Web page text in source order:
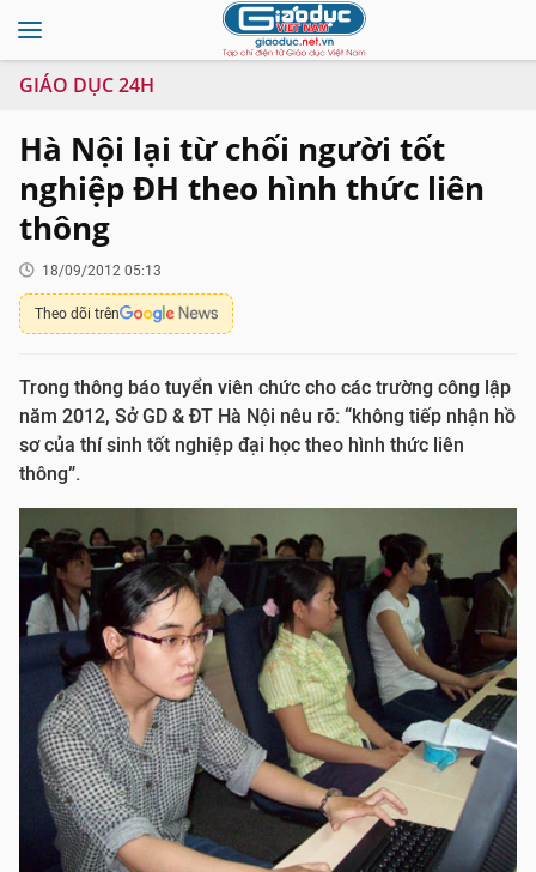
GIÁO DỤC 24H
Hà Nội lại từ chối người tốt
nghiệp ĐH theo hình thức liên
thông
18/09/2012 05:13
Theo dõi trên
Trong thông báo tuyển viên chức cho các trường công lập
năm 2012, Sở GD & ĐT Hà Nội nêu rõ: “không tiếp nhận hồ
sơ của thí sinh tốt nghiệp đại học theo hình thức liên
thông”.